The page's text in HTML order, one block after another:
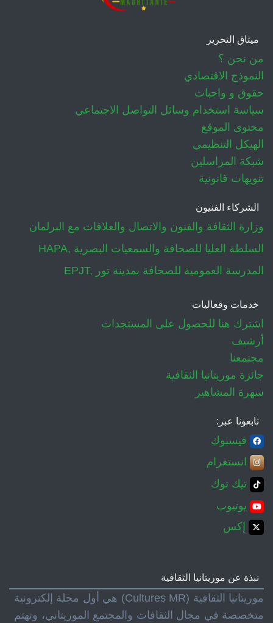
ميثاق التحرير
من نحن ؟
النموذج الاقتصادي
حقوق و واجبات
سياسة استخدام وسائل التواصل الاجتماعي
محتوى الموقع
الهيكل التنظيمي
شبكة المراسلين
تنويهات قانونية
الشركاء الفنيون
وزارة الثقافة والفنون والاتصال والعلاقات مع البرلمان
HAPA, السلطة العليا للصحافة والسمعيات البصرية
EPJT, المدرسة العمومية للصحافة بمدينة تور
خدمات وفعاليات
اشترك هنا للحصول على المستجدات
أرشيف
مجتمعنا
جائزة موريتانيا الثقافية
سهرة المشاهير
تابعونا عبر:
نبذة عن موريتانيا الثقافية
موريتانيا الثقافية (Cultures MR) هي أول مجلة إلكترونية
متخصصة في مجال الثقافات والمجتمع الموريتاني، وتهتم